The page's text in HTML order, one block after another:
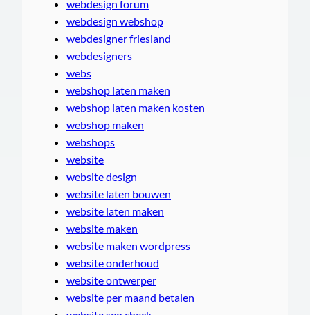
webdesign forum
webdesign webshop
webdesigner friesland
webdesigners
webs
webshop laten maken
webshop laten maken kosten
webshop maken
webshops
website
website design
website laten bouwen
website laten maken
website maken
website maken wordpress
website onderhoud
website ontwerper
website per maand betalen